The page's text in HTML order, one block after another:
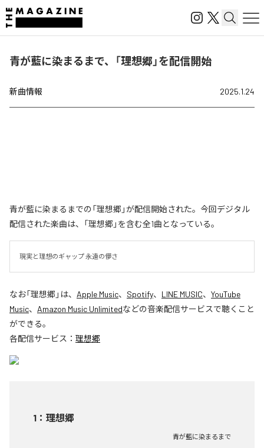
青が藍に染まるまで、「理想郷」を配信開始
新曲情報 2025.1.24
青が藍に染まるまでの「理想郷」が配信開始された。今回デジタル
配信された楽曲は、「理想郷」を含む全1曲となっている。
現実と理想のギャップ 永遠の儚さ
なお「理想郷 」は、 Apple Music、 Spotify、 LINE MUSIC、 YouTube
Music、 Amazon Music Unlimitedなどの音楽配信サービスで聴くこと
ができる。
各配信サービス： 理想郷
1 ： 理想郷
青が藍に染まるまで